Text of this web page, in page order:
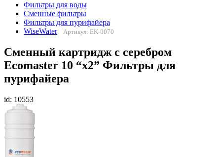
Фильтры для воды
Сменные фильтры
Фильтры для пурифайера
WiseWater
Артикул: EK-0070
Сменный картридж с серебром
Ecomaster 10 “х2” Фильтры для
пурифайера
id: 10553